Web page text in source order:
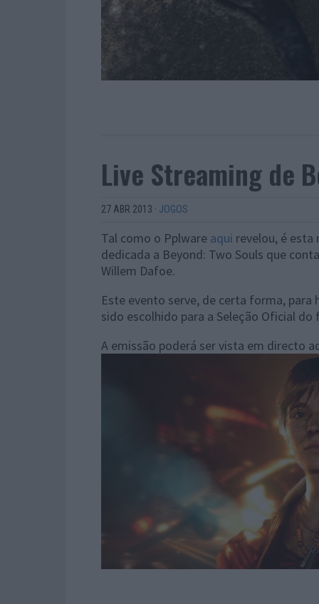
Live Streaming de
27 ABR 2013 · JOGOS
Tal como o Pplware aqui revelou, é
dedicada a Beyond: Two Souls que
Willem Dafoe.
Este evento serve, de certa forma,
sido escolhido para a Seleção Oficial do
A emissão poderá ser vista em directo